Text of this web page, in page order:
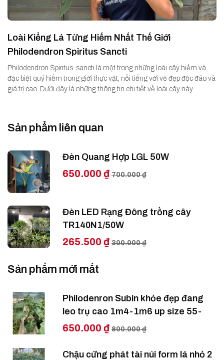
Loài Kiểng Lá Từng Hiếm Nhất Thế Giới
Philodendron Spiritus Sancti
Philodendron Spiritus-sancti là một trong những loài cây hiếm và
đặc biệt quý hiếm trong giới thực vật, nổi tiếng với vẻ đẹp độc đáo và
giá trị cao. Dưới đây là những thông tin chi tiết về loài cây này
Sản phẩm liên quan
Đèn Quang Hợp LGL 50W
650.000 ₫ 700.000 ₫
Đèn LED Rạng Đông trồng cây
TR140N1/50W
265.500 ₫ 300.000 ₫
Sản phẩm mới mất
Philodenron Subin khỏe đẹp đang
leo trụ cao 1m4-1m6 up size 55-
650.000 ₫ 800.000 ₫
Chậu cứng phát tài núi form lá nhỏ 2